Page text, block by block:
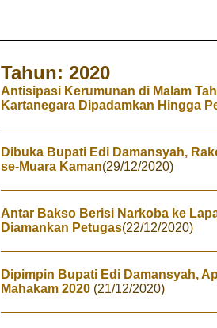
Tahun: 2020
Antisipasi Kerumunan di Malam
Kartanegara Dipadamkan Hingga
Dibuka Bupati Edi Damansyah,
se-Muara Kaman(29/12/2020)
Antar Bakso Berisi Narkoba ke
Diamankan Petugas(22/12/2020)
Dipimpin Bupati Edi Damansyah,
Mahakam 2020 (21/12/2020)